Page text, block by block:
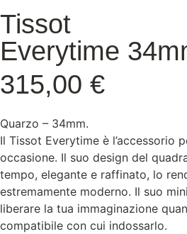
Tissot
Everytime
315,00 €
Quarzo – 34mm.
Il Tissot Everytime è l’accessorio
occasione. Il suo design del
tempo, elegante e raffinato, lo
estremamente moderno. Il suo
liberare la tua immaginazione
compatibile con cui indossarlo.